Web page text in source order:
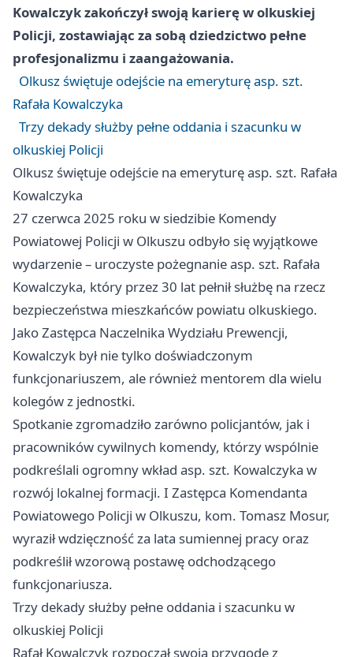
Kowalczyk zakończył swoją karierę w olkuskiej
Policji, zostawiając za sobą dziedzictwo pełne
profesjonalizmu i zaangażowania.
Olkusz świętuje odejście na emeryturę asp. szt.
Rafała Kowalczyka
Trzy dekady służby pełne oddania i szacunku w
olkuskiej Policji
Olkusz świętuje odejście na emeryturę asp. szt. Rafała
Kowalczyka
27 czerwca 2025 roku w siedzibie Komendy
Powiatowej Policji w Olkuszu odbyło się wyjątkowe
wydarzenie – uroczyste pożegnanie asp. szt. Rafała
Kowalczyka, który przez 30 lat pełnił służbę na rzecz
bezpieczeństwa mieszkańców powiatu olkuskiego.
Jako Zastępca Naczelnika Wydziału Prewencji,
Kowalczyk był nie tylko doświadczonym
funkcjonariuszem, ale również mentorem dla wielu
kolegów z jednostki.
Spotkanie zgromadziło zarówno policjantów, jak i
pracowników cywilnych komendy, którzy wspólnie
podkreślali ogromny wkład asp. szt. Kowalczyka w
rozwój lokalnej formacji. I Zastępca Komendanta
Powiatowego Policji w Olkuszu, kom. Tomasz Mosur,
wyraził wdzięczność za lata sumiennej pracy oraz
podkreślił wzorową postawę odchodzącego
funkcjonariusza.
Trzy dekady służby pełne oddania i szacunku w
olkuskiej Policji
Rafał Kowalczyk rozpoczął swoją przygodę z